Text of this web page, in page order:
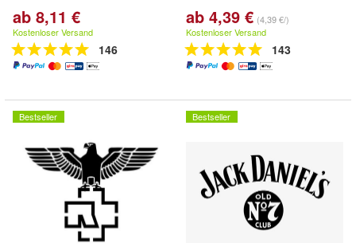
ab 8,11 €
Kostenloser Versand
146
ab 4,39 € (4,39 €/)
Kostenloser Versand
143
Bestseller Bestseller